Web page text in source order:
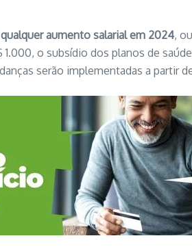
aumento salarial em 2024,
o subsídio dos planos de
serão implementadas a partir